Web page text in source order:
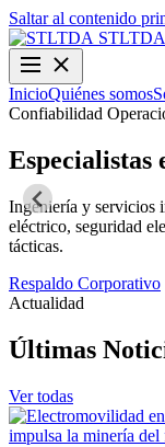
Saltar al contenido
STLTDA
InicioQuiénes somos
Confiabilidad
Especialistas
Ingeniería y servicios
eléctrico, seguridad
tácticas.
Respaldo Corporativo
Actualidad
Últimas
Ver todas